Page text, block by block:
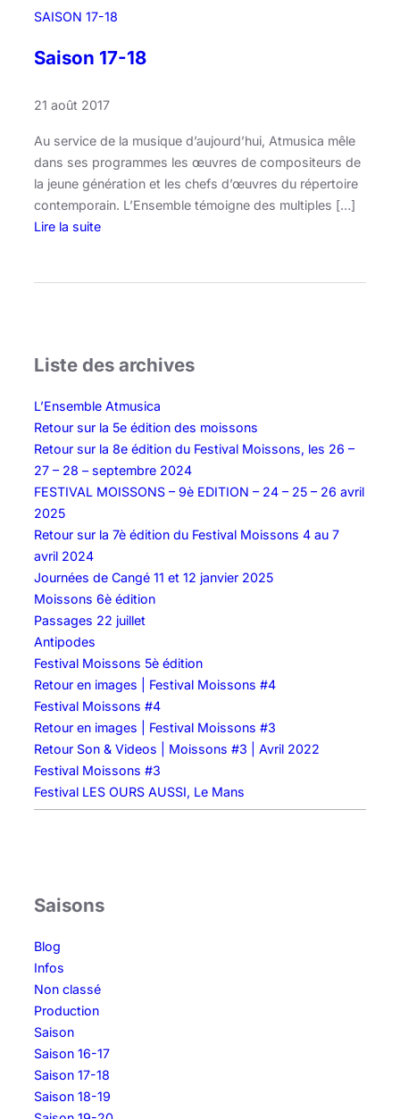
SAISON 17-18
Saison 17-18
21 août 2017
Au service de la musique d’aujourd’hui, Atmusica mêle
dans ses programmes les œuvres de compositeurs de
la jeune génération et les chefs d’œuvres du répertoire
contemporain. L’Ensemble témoigne des multiples […]
Lire la suite
n
8
Liste des archives
L’Ensemble Atmusica
Retour sur la 5e édition des moissons
Retour sur la 8e édition du Festival Moissons, les 26 –
27 – 28 – septembre 2024
FESTIVAL MOISSONS – 9è EDITION – 24 – 25 – 26 avril
2025
Retour sur la 7è édition du Festival Moissons 4 au 7
avril 2024
Journées de Cangé 11 et 12 janvier 2025
Moissons 6è édition
Passages 22 juillet
Antipodes
Festival Moissons 5è édition
Retour en images | Festival Moissons #4
Festival Moissons #4
Retour en images | Festival Moissons #3
Retour Son & Videos | Moissons #3 | Avril 2022
Festival Moissons #3
Festival LES OURS AUSSI, Le Mans
Saisons
Blog
Infos
Non classé
Production
Saison
Saison 16-17
Saison 17-18
Saison 18-19